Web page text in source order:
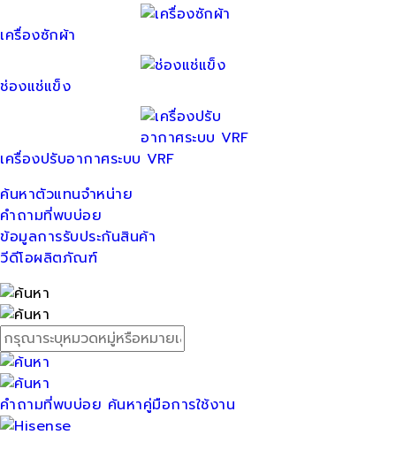
เครื่องซักผ้า
ช่องแช่แข็ง
เครื่องปรับอากาศระบบ VRF
ค้นหาตัวแทนจำหน่าย
คำถามที่พบบ่อย
ข้อมูลการรับประกันสินค้า
วีดีโอผลิตภัณฑ์
คำถามที่พบบ่อย ค้นหาคู่มือการใช้งาน